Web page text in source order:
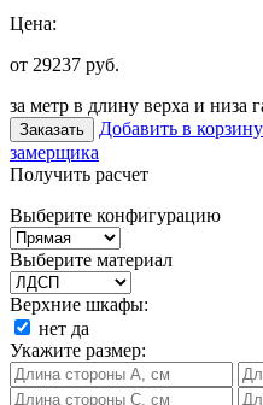
Цена:
от 29237 руб.
за метр в длину верха и низа
Заказать Добавить в корзину
замерщика
Получить расчет
Выберите конфигурацию
Выберите материал
Верхние шкафы:
нет да
Укажите размер: